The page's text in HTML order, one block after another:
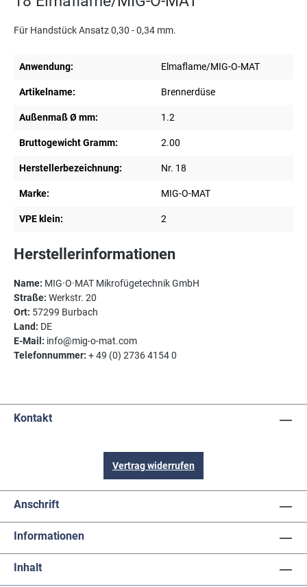
Für Handstück Ansatz 0,30 - 0,34 mm.
Anwendung: Elmaflame/MIG-O-MAT
Artikelname: Brennerdüse
Außenmaß Ø mm: 1.2
Bruttogewicht Gramm: 2.00
Herstellerbezeichnung: Nr. 18
Marke: MIG-O-MAT
VPE klein: 2
Herstellerinformationen
Name: MIG·O·MAT Mikrofügetechnik GmbH
Straße: Werkstr. 20
Ort: 57299 Burbach
Land: DE
E-Mail: info@mig-o-mat.com
Telefonnummer: + 49 (0) 2736 4154 0
Kontakt
Vertrag widerrufen
Anschrift
Informationen
Inhalt